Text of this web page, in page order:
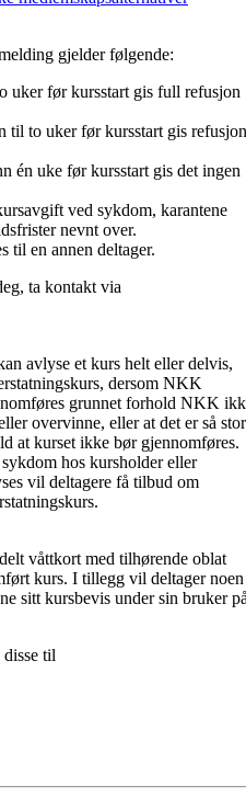
gjelder følgende:
uker før kursstart gis full refusjon
til to uker før kursstart gis refusjon
én uke før kursstart gis det ingen
ved sykdom, karantene
nevnt over.
til en annen deltager.
ta kontakt via
avlyse et kurs helt eller delvis,
dersom NKK
grunnet forhold NKK
overvinne, eller at det er så stor
at kurset ikke bør gjennomføres.
hos kursholder eller
vil deltagere få tilbud om
våttkort med tilhørende oblat
kurs. I tillegg vil deltager noen
sitt kursbevis under sin bruker
til